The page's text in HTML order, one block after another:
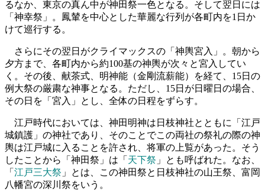
るなか、東京の真ん中が神田祭一色となる。そして翌日には
「神幸祭」。鳳輦を中心とした華麗な行列が各町内を1日か
けて巡行する。
さらにその翌日がクライマックスの「神輿宮入」。朝から
夕方まで、各町内から約100基の神輿が次々と宮入してい
く。その後、献茶式、明神能（金剛流薪能）を経て、15日の
例大祭の厳粛な神事となる。ただし、15日が日曜日の場合、
その日を「宮入」とし、全体の日程をずらす。
江戸時代においては、神田明神は日枝神社とともに「江戸
城鎮護」の神社であり、そのことでこの両社の祭礼の際の神
輿は江戸城に入ることを許され、将軍の上覧があった。そう
したことから「神田祭」は「 天下祭 」とも呼ばれた。なお、
「 江戸三大祭 」とは、この神田祭と日枝神社の山王祭、富岡
八幡宮の深川祭をいう。